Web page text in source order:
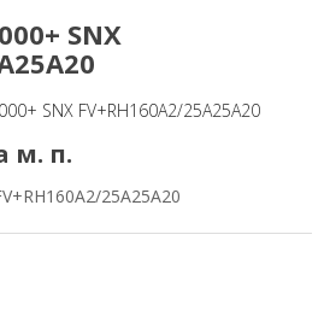
SNX
SNX FV+RH160A2/25A25A20
м. п.
25A25A20